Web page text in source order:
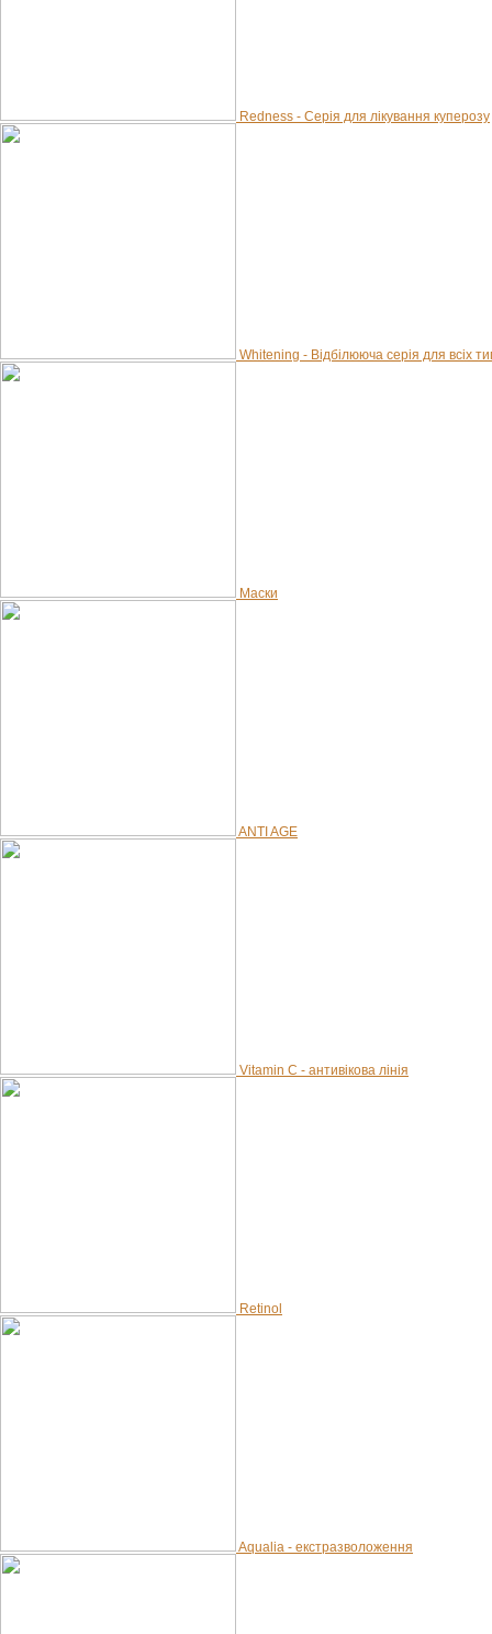
Redness - Серія для лікування куперозу
Whitening - Відбілююча серія для всіх
Маски
ANTI AGE
Vitamin C - антивікова лінія
Retinol
Aqualia - екстразволоження